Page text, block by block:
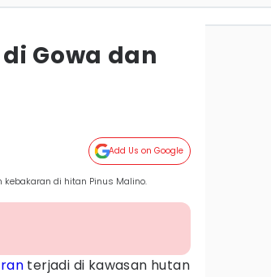
Gowa dan
Add Us on Google
di hitan Pinus Malino.
terjadi di kawasan hutan